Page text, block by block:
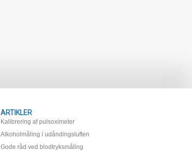
ARTIKLER
Kalibrering af pulsoximeter
Alkoholmåling i udåndingsluften
Gode råd ved blodtryksmåling